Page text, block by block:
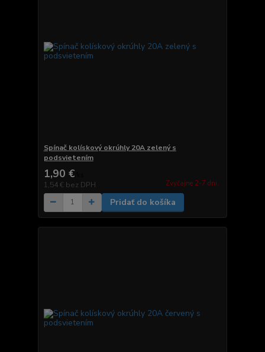
Spínač kolískový okrúhly 20A zelený s
podsvietením
1,90 €
1,54 € bez DPH Zvyčajne 2-7 dni.
Pridať do košíka